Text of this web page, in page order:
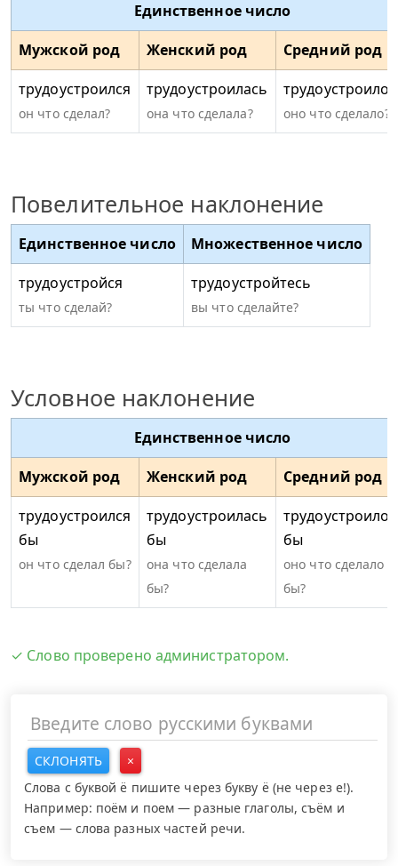
Единственное число
Мужской род
Женский род
Средний род
трудоустроился
он что сделал?
трудоустроилась
она что сделала? оно что сделало?
Повелительное наклонение
Единственное число
Множественное число
трудоустройся
ты что сделай?
трудоустройтесь
вы что сделайте?
Условное наклонение
Единственное число
Мужской род
Женский род
Средний род
трудоустроился
бы
он что сделал бы?
трудоустроилась
бы
она что сделала
бы?
бы
оно что сделало
бы?
✓ Слово проверено администратором.
СКЛОНЯТЬ
×
Слова с буквой ё пишите через букву ё (не через е!).
Например: поём и поем — разные глаголы, съём и
съем — слова разных частей речи.